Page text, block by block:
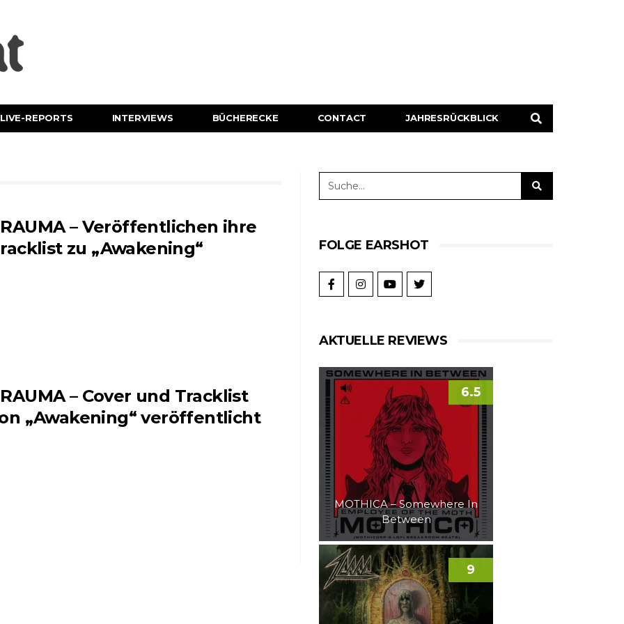
LIVE-REPORTS INTERVIEWS BÜCHERECKE CONTACT JAHRESRÜCKBLICK
– Veröffentlichen ihre
zu „Awakening“
– Cover und Tracklist
„Awakening“ veröffentlicht
FOLGE EARSHOT
AKTUELLE REVIEWS
MOTHICA – Somewhere In
Between
6.5
9